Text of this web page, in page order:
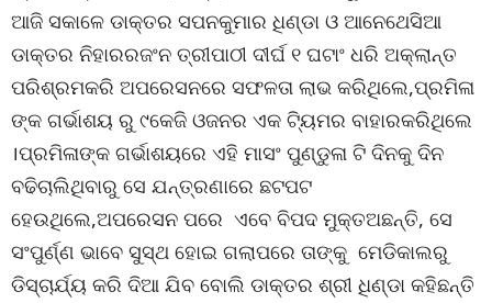
ଆଜି ସକାଳେ ଡାକ୍ତର ସପନକୁମାର ଧିଣ୍ଡା ଓ ଆନେଥେସିଆ
ଡାକ୍ତର ନିହାରରଜଂନ ତ୍ରୀପାଠୀ ଦୀର୍ଘ ୧ ଘଟାଂ ଧରି ଅକ୍ଲାନ୍ତ
ପରିଶ୍ରମକରି ଅପରେସନରେ ସଫଳତା ଲାଭ କରିଥିଲେ,ପ୍ରମିଳା
ଙ୍କ ଗର୍ଭାଶୟ ରୁ ୯କେଜି ଓଜନର ଏକ ଟି୍ୟମର ବାହାରକରିଥିଲେ
।ପ୍ରମିଳାଙ୍କ ଗର୍ଭାଶୟରେ ଏହି ମାସଂ ପୁଣ୍ଡୁଳା ଟି ଦିନକୁ ଦିନ
ବଢିଚାଲିଥିବାରୁ ସେ ଯନ୍ତ୍ରଣାରେ ଛଟପଟ
ହେଉଥିଲେ,ଅପରେସନ ପରେ ଏବେ ବିପଦ ମୁକ୍ତଅଛନ୍ତି, ସେ
ସଂପୁର୍ଣ୍ଣ ଭାବେ ସୁସ୍ଥ ହୋଇ ଗଲାପରେ ତାଙ୍କୁ ମେଡିକାଲରୁ
ଡିସ୍ଚାର୍ଯ୍ୟ କରି ଦିଆ ଯିବ ବୋଲି ଡାକ୍ତର ଶ୍ରୀ ଧିଣ୍ଡା କହିଛନ୍ତି